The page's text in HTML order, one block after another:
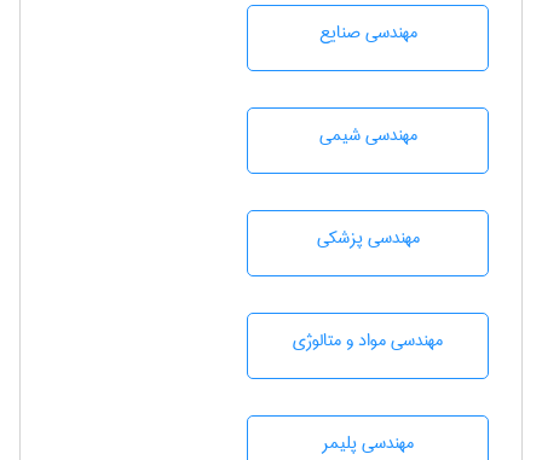
مهندسی صنايع
مهندسي شيمی
مهندسی پزشکی
مهندسی مواد و متالوژی
مهندسی پليمر